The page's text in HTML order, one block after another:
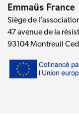
Emmaüs France
Siège de
47 avenue de la
93104 Montreuil